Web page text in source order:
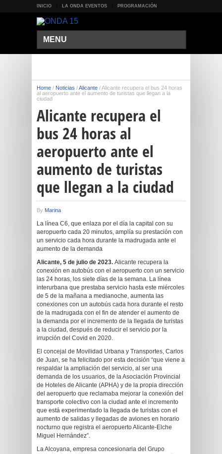
INICIO LA ONDA EVENTOS PROGRAMACIÓN
MENU
Home / Noticias /Alicante /Alicante recupera el bus 24 horas
al aeropuerto ante el aumento de turistas que llegan a la
ciudad
Alicante recupera el
bus 24 horas al
aeropuerto ante el
aumento de turistas
que llegan a la ciudad
By Marina
La línea C6, que enlaza por el día la capital con su
aeropuerto cada 20 minutos, amplía su prestación con
un servicio cada hora durante la madrugada ante el
aumento de la demanda
Alicante, 5 de julio de 2023. Alicante recupera la
conexión en autobús con el aeropuerto con un servicio
las 24 horas, los siete días de la semana. La línea
interurbana que prestaba servicio hasta este miércoles
de 5 de la mañana a medianoche, aumenta las
conexiones con un autobús cada hora durante el resto
de la madrugada con el fin de atender el aumento de
la demanda por el incremento de la llegada de turistas
a la ciudad, después de reducir el servicio por la
irrupción del Covid en 2020.
El concejal de Movilidad Urbana y Transportes, Carlos
de Juan, se ha felicitado por esta decisión “que viene a
respaldar la ampliación del servicio, al ser una
demanda de los usuarios, de la Asociación Provincial
de Hoteles de Alicante (APHA) y de la propia dirección
del aeropuerto que reclamaba mejorar la conexión del
transporte colectivo con la ciudad ante el incremento
que está experimentado la llegada de turistas con el
aumento de salidas y llegadas de aviones en horario
nocturno que registra el aeropuerto Alicante-Elche
Miguel Hernández”.
La Alcoyana, empresa concesionaria del Grupo